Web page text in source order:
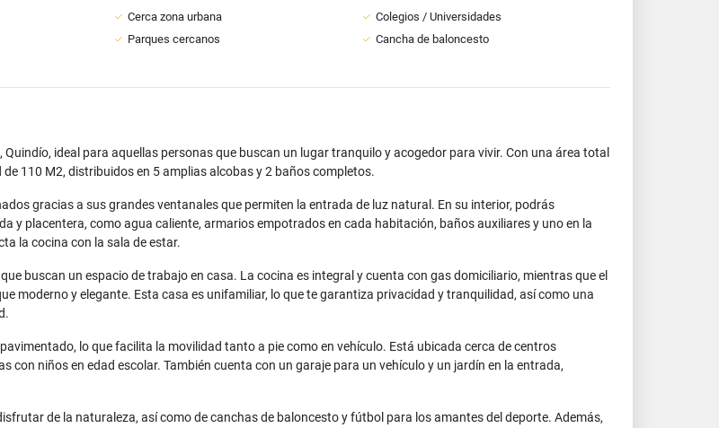
Cerca zona urbana
Colegios / Universidades
Parques cercanos
Cancha de baloncesto
ideal para aquellas personas que buscan un lugar tranquilo y acogedor para vivir. Con una área total
110 M2, distribuidos en 5 amplias alcobas y 2 baños completos.
gracias a sus grandes ventanales que permiten la entrada de luz natural. En su interior, podrás
y placentera, como agua caliente, armarios empotrados en cada habitación, baños auxiliares y uno en la
la cocina con la sala de estar.
buscan un espacio de trabajo en casa. La cocina es integral y cuenta con gas domiciliario, mientras que el
moderno y elegante. Esta casa es unifamiliar, lo que te garantiza privacidad y tranquilidad, así como una
lo que facilita la movilidad tanto a pie como en vehículo. Está ubicada cerca de centros
con niños en edad escolar. También cuenta con un garaje para un vehículo y un jardín en la entrada,
de la naturaleza, así como de canchas de baloncesto y fútbol para los amantes del deporte. Además,